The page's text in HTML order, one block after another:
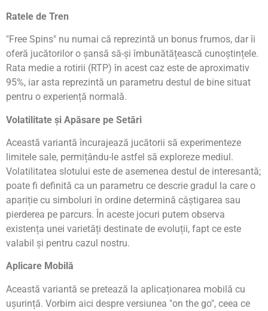
Ratele de Tren
"Free Spins" nu numai că reprezintă un bonus frumos, dar îi
oferă jucătorilor o șansă să-și îmbunătățească cunoștințele.
Rata medie a rotirii (RTP) în acest caz este de aproximativ
95%, iar asta reprezintă un parametru destul de bine situat
pentru o experiență normală.
Volatilitate și Apăsare pe Setări
Această variantă încurajează jucătorii să experimenteze
limitele sale, permițându-le astfel să exploreze mediul.
Volatilitatea slotului este de asemenea destul de interesantă;
poate fi definită ca un parametru ce descrie gradul la care o
apariție cu simboluri în ordine determină câștigarea sau
pierderea pe parcurs. În aceste jocuri putem observa
existența unei varietăți destinate de evoluții, fapt ce este
valabil și pentru cazul nostru.
Aplicare Mobilă
Această variantă se pretează la aplicaționarea mobilă cu
ușurință. Vorbim aici despre versiunea "on the go", ceea ce